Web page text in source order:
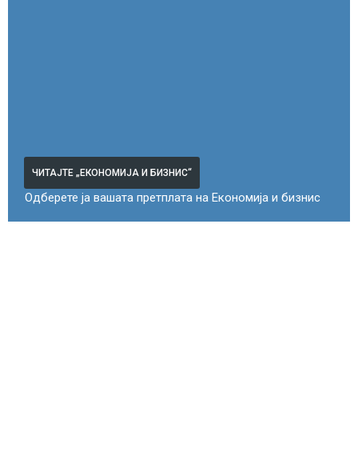
ЧИТАЈТЕ „ЕКОНОМИЈА И БИЗНИС“
Одберете ја вашата претплата на Економија и бизнис